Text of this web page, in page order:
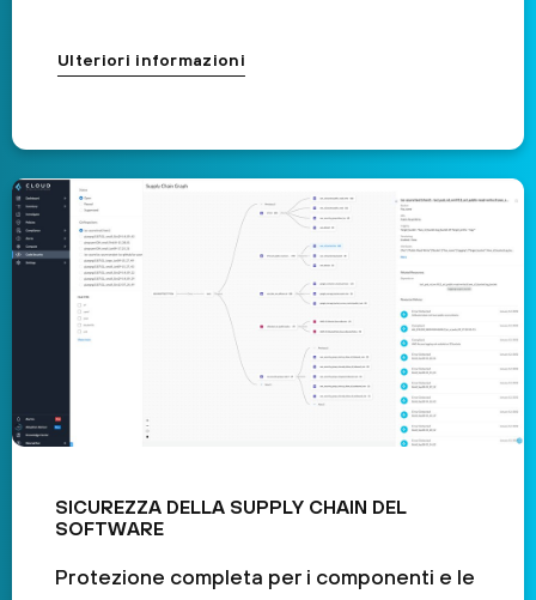
Ulteriori informazioni
SICUREZZA DELLA SUPPLY CHAIN DEL
SOFTWARE
Protezione completa per i componenti e le